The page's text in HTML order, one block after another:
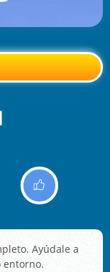
Ayúdale a
entorno.